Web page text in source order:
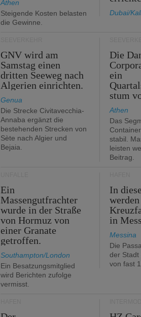
Athen
Steigende Kosten belasten
die Gewinne.
Dubai/
GNV wird am
Samstag einen
dritten Seeweg nach
Algerien einrichten.
Genua
Die Strecke Civitavecchia-
Annaba ergänzt die
bestehenden Strecken von
Sète nach Algier und
Bejaia.
Die
ein
stum
Athen
Das
stabil.
leisten
Beitrag.
Ein
Massengutfrachter
wurde in der Straße
von Hormuz von
einer Granate
getroffen.
Southampton/London
Ein Besatzungsmitglied
wird Berichten zufolge
vermisst.
In
in
Messina
Die
der Stadt
von fast